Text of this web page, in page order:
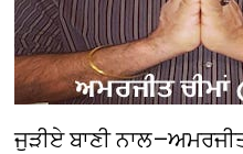
ਜੁੜੀਏ ਬਾਣੀ